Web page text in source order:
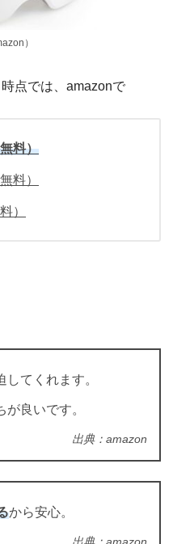
）
点では、amazonで
料）
料）
）
してくれます。
良いです。
出典：amazon
から安心。
出典：amazon